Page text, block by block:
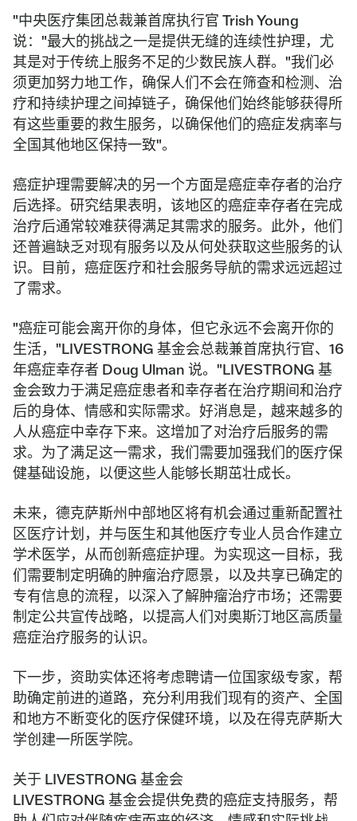
"中央医疗集团总裁兼首席执行官 Trish Young
说："最大的挑战之一是提供无缝的连续性护理，尤
其是对于传统上服务不足的少数民族人群。"我们必
须更加努力地工作，确保人们不会在筛查和检测、治
疗和持续护理之间掉链子，确保他们始终能够获得所
有这些重要的救生服务，以确保他们的癌症发病率与
全国其他地区保持一致"。
癌症护理需要解决的另一个方面是癌症幸存者的治疗
后选择。研究结果表明，该地区的癌症幸存者在完成
治疗后通常较难获得满足其需求的服务。此外，他们
还普遍缺乏对现有服务以及从何处获取这些服务的认
识。目前，癌症医疗和社会服务导航的需求远远超过
了需求。
"癌症可能会离开你的身体，但它永远不会离开你的
生活，"LIVESTRONG 基金会总裁兼首席执行官、16
年癌症幸存者 Doug Ulman 说。"LIVESTRONG 基
金会致力于满足癌症患者和幸存者在治疗期间和治疗
后的身体、情感和实际需求。好消息是，越来越多的
人从癌症中幸存下来。这增加了对治疗后服务的需
求。为了满足这一需求，我们需要加强我们的医疗保
健基础设施，以便这些人能够长期茁壮成长。
未来，德克萨斯州中部地区将有机会通过重新配置社
区医疗计划，并与医生和其他医疗专业人员合作建立
学术医学，从而创新癌症护理。为实现这一目标，我
们需要制定明确的肿瘤治疗愿景，以及共享已确定的
专有信息的流程，以深入了解肿瘤治疗市场；还需要
制定公共宣传战略，以提高人们对奥斯汀地区高质量
癌症治疗服务的认识。
下一步，资助实体还将考虑聘请一位国家级专家，帮
助确定前进的道路，充分利用我们现有的资产、全国
和地方不断变化的医疗保健环境，以及在得克萨斯大
学创建一所医学院。
关于 LIVESTRONG 基金会
LIVESTRONG 基金会提供免费的癌症支持服务，帮